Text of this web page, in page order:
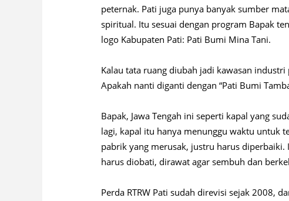
peternak. Pati juga punya banyak sumber
spiritual. Itu sesuai dengan program Bapak
logo Kabupaten Pati: Pati Bumi Mina Tani.
Kalau tata ruang diubah jadi kawasan
Apakah nanti diganti dengan “Pati Bumi
Bapak, Jawa Tengah ini seperti kapal yang
lagi, kapal itu hanya menunggu waktu untuk
pabrik yang merusak, justru harus
harus diobati, dirawat agar sembuh dan
Perda RTRW Pati sudah direvisi sejak 2008,